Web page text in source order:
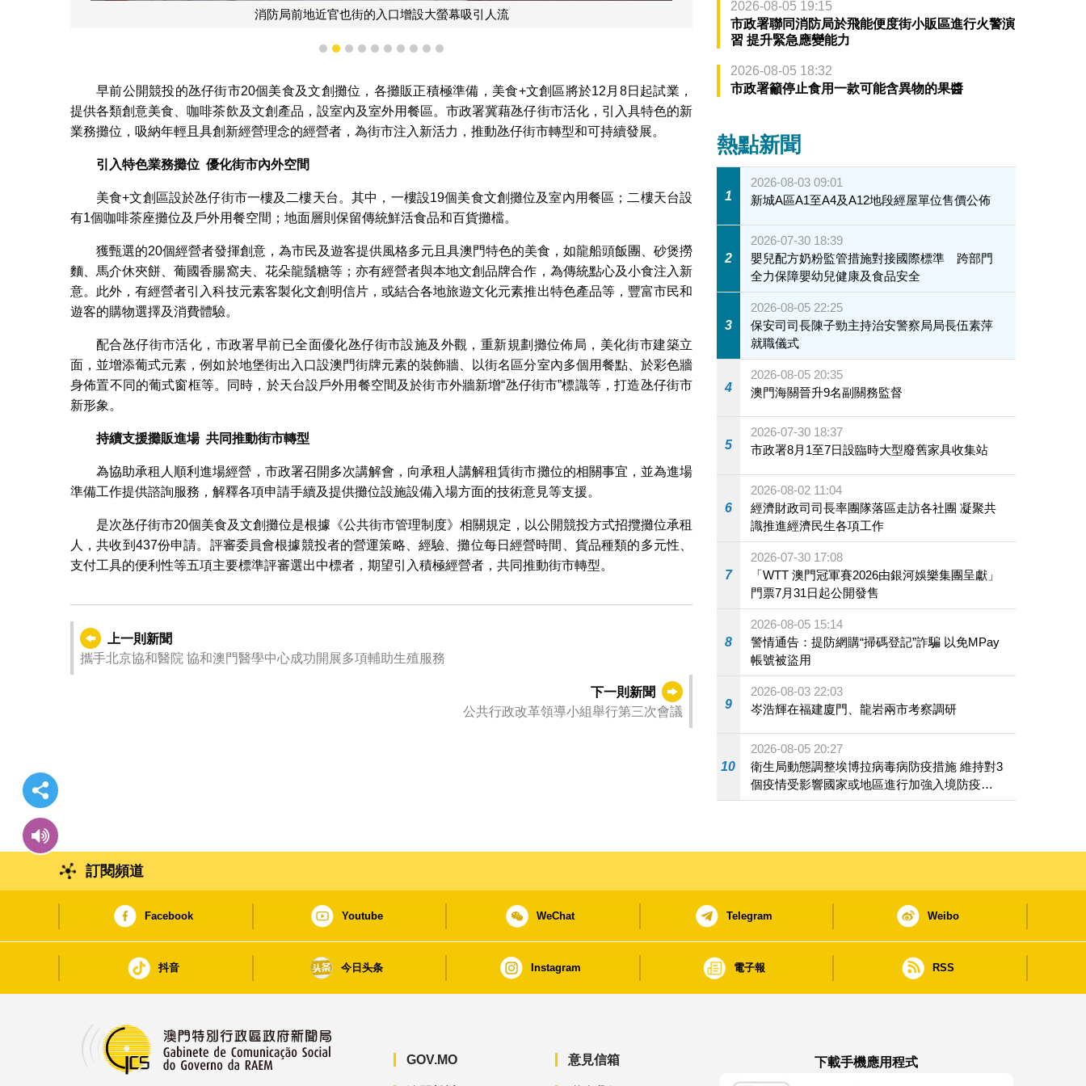
消防局前地近官也街的入口增設大螢幕吸引人流
1 2 3 4 5 6 7 8 9 10
早前公開競投的氹仔街市20個美食及文創攤位，各攤販正積極準備，美食+文創區將於12月8日起試業，
提供各類創意美食、咖啡茶飲及文創產品，設室內及室外用餐區。市政署冀藉氹仔街市活化，引入具特色的新
業務攤位，吸納年輕且具創新經營理念的經營者，為街市注入新活力，推動氹仔街市轉型和可持續發展。
引入特色業務攤位 優化街市內外空間
美食+文創區設於氹仔街市一樓及二樓天台。其中，一樓設19個美食文創攤位及室內用餐區；二樓天台設
有1個咖啡茶座攤位及戶外用餐空間；地面層則保留傳統鮮活食品和百貨攤檔。
獲甄選的20個經營者發揮創意，為市民及遊客提供風格多元且具澳門特色的美食，如龍船頭飯團、砂煲撈
麵、馬介休夾餅、葡國香腸窩夫、花朵龍鬚糖等；亦有經營者與本地文創品牌合作，為傳統點心及小食注入新
意。此外，有經營者引入科技元素客製化文創明信片，或結合各地旅遊文化元素推出特色產品等，豐富市民和
遊客的購物選擇及消費體驗。
配合氹仔街市活化，市政署早前已全面優化氹仔街市設施及外觀，重新規劃攤位佈局，美化街市建築立
面，並增添葡式元素，例如於地堡街出入口設澳門街牌元素的裝飾牆、以街名區分室內多個用餐點、於彩色牆
身佈置不同的葡式窗框等。同時，於天台設戶外用餐空間及於街市外牆新增“氹仔街市”標識等，打造氹仔街市
新形象。
持續支援攤販進場 共同推動街市轉型
為協助承租人順利進場經營，市政署召開多次講解會，向承租人講解租賃街市攤位的相關事宜，並為進場
準備工作提供諮詢服務，解釋各項申請手續及提供攤位設施設備入場方面的技術意見等支援。
是次氹仔街市20個美食及文創攤位是根據《公共街市管理制度》相關規定，以公開競投方式招攬攤位承租
人，共收到437份申請。評審委員會根據競投者的營運策略、經驗、攤位每日經營時間、貨品種類的多元性、
支付工具的便利性等五項主要標準評審選出中標者，期望引入積極經營者，共同推動街市轉型。
上一則新聞
攜手北京協和醫院 協和澳門醫學中心成功開展多項輔助生殖服務
下一則新聞
公共行政改革領導小組舉行第三次會議
2026-08-05 19:15
市政署聯同消防局於飛能便度街小販區進行火警演
習 提升緊急應變能力
2026-08-05 18:32
市政署籲停止食用一款可能含異物的果醬
熱點新聞
1
2026-08-03 09:01
新城A區A1至A4及A12地段經屋單位售價公佈
2
2026-07-30 18:39
嬰兒配方奶粉監管措施對接國際標準 跨部門
全力保障嬰幼兒健康及食品安全
3
2026-08-05 22:25
保安司司長陳子勁主持治安警察局局長伍素萍
就職儀式
4
2026-08-05 20:35
澳門海關晉升9名副關務監督
5
2026-07-30 18:37
市政署8月1至7日設臨時大型廢舊家具收集站
6
2026-08-02 11:04
經濟財政司司長率團隊落區走訪各社團 凝聚共
識推進經濟民生各項工作
7
2026-07-30 17:08
「WTT 澳門冠軍賽2026由銀河娛樂集團呈獻」
門票7月31日起公開發售
8
2026-08-05 15:14
警情通告：提防網購“掃碼登記”詐騙 以免MPay
帳號被盜用
9
2026-08-03 22:03
岑浩輝在福建廈門、龍岩兩市考察調研
10
2026-08-05 20:27
衛生局動態調整埃博拉病毒病防疫措施 維持對3
個疫情受影響國家或地區進行加強入境防疫措
施
訂閱頻道
Facebook Youtube WeChat Telegram Weibo
抖音 今日头条 Instagram 電子報 RSS
GOV.MO 意見信箱
下載手機應用程式